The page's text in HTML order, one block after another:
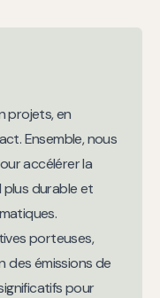
projets, en
Ensemble, nous
accélérer la
durable et
porteuses,
des émissions de
pour